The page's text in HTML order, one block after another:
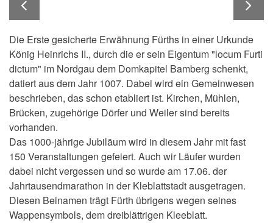
Die Erste gesicherte Erwähnung Fürths in einer Urkunde
König Heinrichs II., durch die er sein Eigentum "locum Furti
dictum" im Nordgau dem Domkapitel Bamberg schenkt,
datiert aus dem Jahr 1007. Dabei wird ein Gemeinwesen
beschrieben, das schon etabliert ist. Kirchen, Mühlen,
Brücken, zugehörige Dörfer und Weiler sind bereits
vorhanden.
Das 1000-jährige Jubiläum wird in diesem Jahr mit fast
150 Veranstaltungen gefeiert. Auch wir Läufer wurden
dabei nicht vergessen und so wurde am 17.06. der
Jahrtausendmarathon in der Kleblattstadt ausgetragen.
Diesen Beinamen trägt Fürth übrigens wegen seines
Wappensymbols, dem dreiblättrigen Kleeblatt.